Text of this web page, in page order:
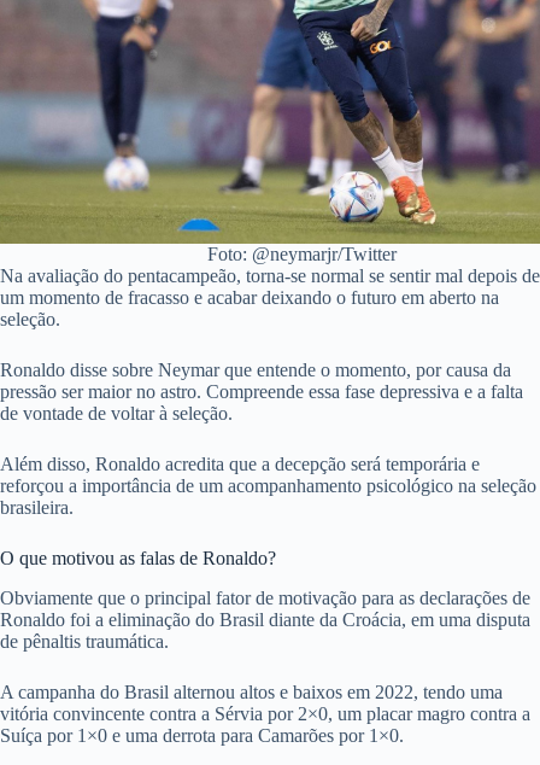
Foto: @neymarjr/Twitter
Na avaliação do pentacampeão, torna-se normal se sentir mal depois de
um momento de fracasso e acabar deixando o futuro em aberto na
seleção.
Ronaldo disse sobre Neymar que entende o momento, por causa da
pressão ser maior no astro. Compreende essa fase depressiva e a falta
de vontade de voltar à seleção.
Além disso, Ronaldo acredita que a decepção será temporária e
reforçou a importância de um acompanhamento psicológico na seleção
brasileira.
O que motivou as falas de Ronaldo?
Obviamente que o principal fator de motivação para as declarações de
Ronaldo foi a eliminação do Brasil diante da Croácia, em uma disputa
de pênaltis traumática.
A campanha do Brasil alternou altos e baixos em 2022, tendo uma
vitória convincente contra a Sérvia por 2×0, um placar magro contra a
Suíça por 1×0 e uma derrota para Camarões por 1×0.